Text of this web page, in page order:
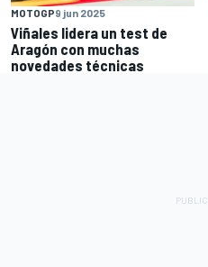
MOTOGP9 jun 2025
Viñales lidera un test de
Aragón con muchas
novedades técnicas